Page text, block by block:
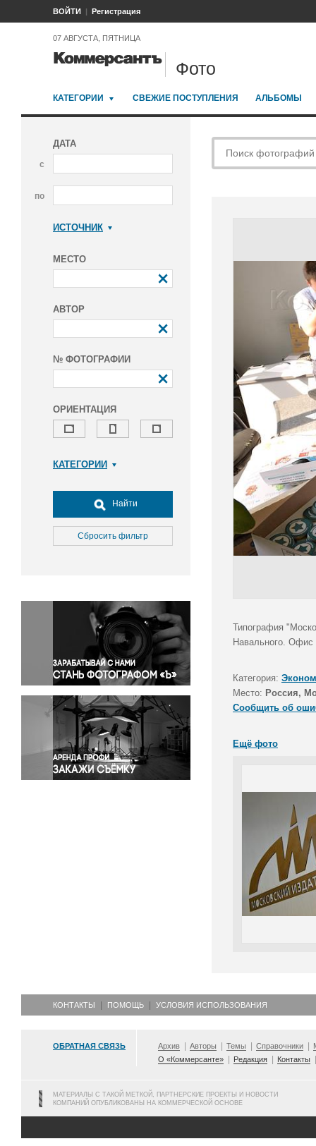
ВОЙТИ Регистрация
07 АВГУСТА, ПЯТНИЦА
Фото
КАТЕГОРИИ СВЕЖИЕ ПОСТУПЛЕНИЯ АЛЬБОМЫ
ДАТА
с
по
ИСТОЧНИК
МЕСТО
АВТОР
№ ФОТОГРАФИИ
ОРИЕНТАЦИЯ
КАТЕГОРИИ
Досуг, туризм и отдых
Культура
Медицина
Окружающая среда
Политика
Правосудие
Происшествия и конфликты
Религия
Светская жизнь
Спорт
Экология
Экономика и бизнес
Найти
Сбросить фильтр
Типография
Навального. Офис
Категория:
Место: Россия,
Сообщить об
Ещё фото
КОНТАКТЫ ПОМОЩЬ УСЛОВИЯ ИСПОЛЬЗОВАНИЯ
ОБРАТНАЯ СВЯЗЬ Архив Авторы Темы Справочники
О «Коммерсанте»
Редакция Контакты
МАТЕРИАЛЫ С ТАКОЙ МЕТКОЙ, ПАРТНЕРСКИЕ ПРОЕКТЫ И НОВОСТИ
КОМПАНИЙ ОПУБЛИКОВАНЫ НА КОММЕРЧЕСКОЙ ОСНОВЕ